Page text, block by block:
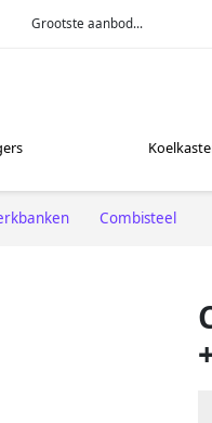
Grootste aanbod...
Combisteel